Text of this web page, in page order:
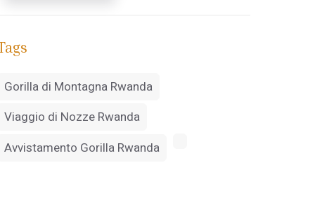
Gorilla di Montagna Rwanda
Viaggio di Nozze Rwanda
Avvistamento Gorilla Rwanda